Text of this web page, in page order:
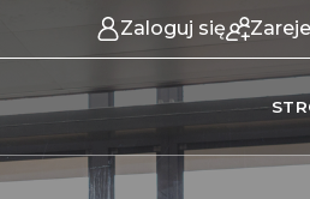
Zaloguj się